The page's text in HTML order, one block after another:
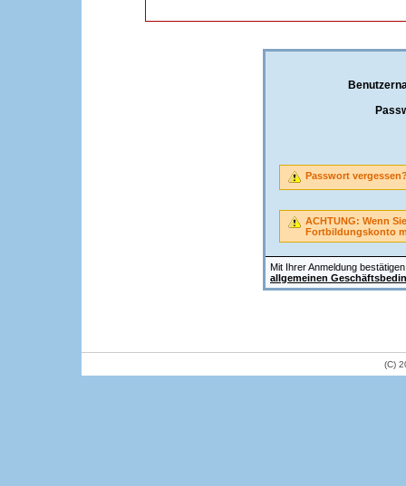
Mit Ihrer Anmeldung
allgemeinen
Passwort
ACHTUNG: Wenn
Fortbildungskonto
(C)